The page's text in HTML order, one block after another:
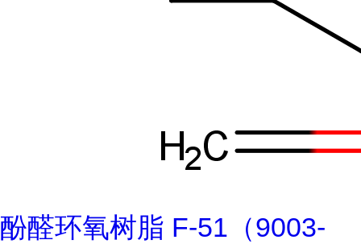
酚醛环氧树脂 F-51（9003-